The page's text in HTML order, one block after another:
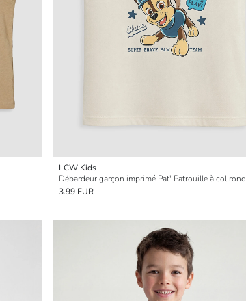
LCW Kids
Débardeur garçon imprimé Pat' Patrouille à col rond
3.99 EUR